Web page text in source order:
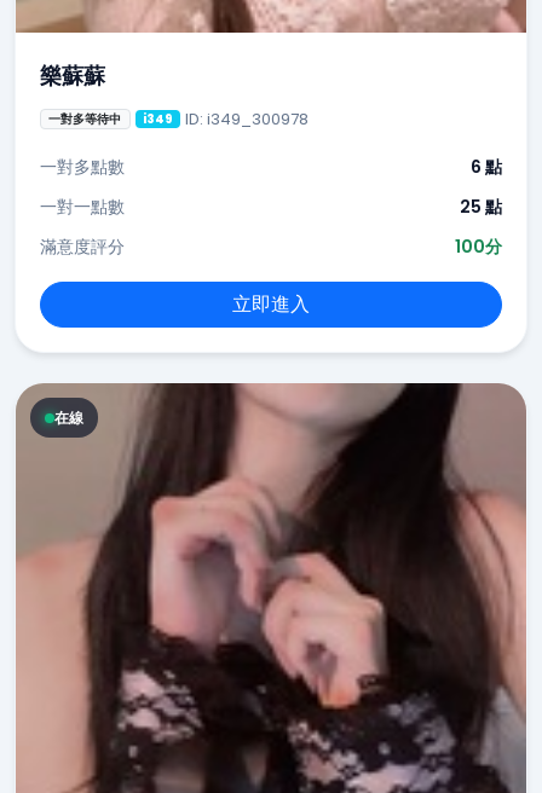
樂蘇蘇
一對多等待中 i349 ID: i349_300978
一對多點數
6 點
一對一點數
25 點
滿意度評分
100分
立即進入
在線